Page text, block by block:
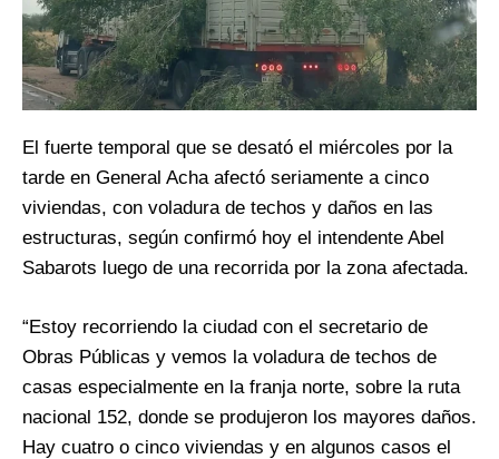
El fuerte temporal que se desató el miércoles por la
tarde en General Acha afectó seriamente a cinco
viviendas, con voladura de techos y daños en las
estructuras, según confirmó hoy el intendente Abel
Sabarots luego de una recorrida por la zona afectada.
“Estoy recorriendo la ciudad con el secretario de
Obras Públicas y vemos la voladura de techos de
casas especialmente en la franja norte, sobre la ruta
nacional 152, donde se produjeron los mayores daños.
Hay cuatro o cinco viviendas y en algunos casos el